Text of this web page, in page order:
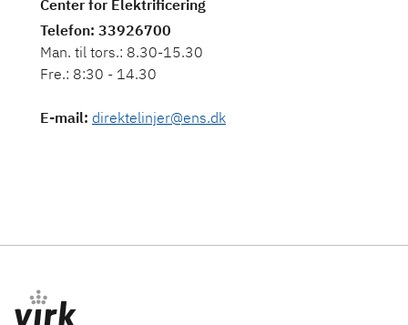
Center for Elektrificering
Telefon: 33926700
Man. til tors.: 8.30-15.30
Fre.: 8:30 - 14.30
E-mail: direktelinjer@ens.dk